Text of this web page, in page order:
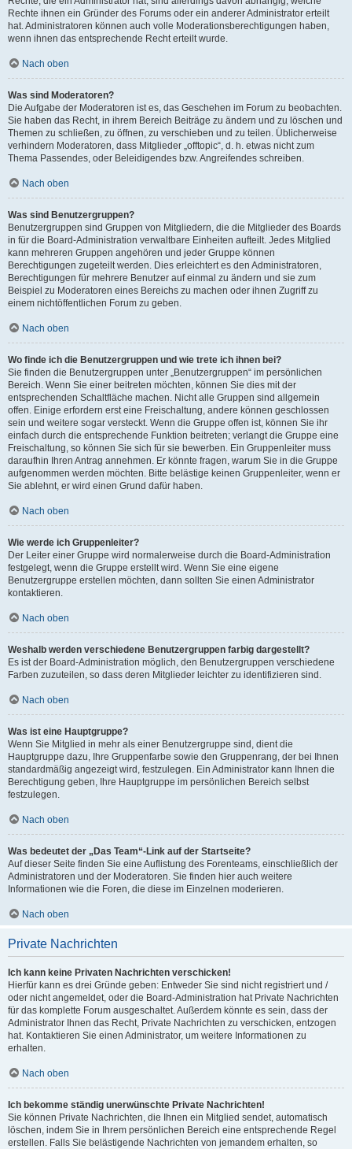
Rechte ihnen ein Gründer des Forums oder ein anderer Administrator erteilt
hat. Administratoren können auch volle Moderationsberechtigungen haben,
wenn ihnen das entsprechende Recht erteilt wurde.
Nach oben
Was sind Moderatoren?
Die Aufgabe der Moderatoren ist es, das Geschehen im Forum zu beobachten.
Sie haben das Recht, in ihrem Bereich Beiträge zu ändern und zu löschen und
Themen zu schließen, zu öffnen, zu verschieben und zu teilen. Üblicherweise
verhindern Moderatoren, dass Mitglieder „offtopic“, d. h. etwas nicht zum
Thema Passendes, oder Beleidigendes bzw. Angreifendes schreiben.
Nach oben
Was sind Benutzergruppen?
Benutzergruppen sind Gruppen von Mitgliedern, die die Mitglieder des Boards
in für die Board-Administration verwaltbare Einheiten aufteilt. Jedes Mitglied
kann mehreren Gruppen angehören und jeder Gruppe können
Berechtigungen zugeteilt werden. Dies erleichtert es den Administratoren,
Berechtigungen für mehrere Benutzer auf einmal zu ändern und sie zum
Beispiel zu Moderatoren eines Bereichs zu machen oder ihnen Zugriff zu
einem nichtöffentlichen Forum zu geben.
Nach oben
Wo finde ich die Benutzergruppen und wie trete ich ihnen bei?
Sie finden die Benutzergruppen unter „Benutzergruppen“ im persönlichen
Bereich. Wenn Sie einer beitreten möchten, können Sie dies mit der
entsprechenden Schaltfläche machen. Nicht alle Gruppen sind allgemein
offen. Einige erfordern erst eine Freischaltung, andere können geschlossen
sein und weitere sogar versteckt. Wenn die Gruppe offen ist, können Sie ihr
einfach durch die entsprechende Funktion beitreten; verlangt die Gruppe eine
Freischaltung, so können Sie sich für sie bewerben. Ein Gruppenleiter muss
daraufhin Ihren Antrag annehmen. Er könnte fragen, warum Sie in die Gruppe
aufgenommen werden möchten. Bitte belästige keinen Gruppenleiter, wenn er
Sie ablehnt, er wird einen Grund dafür haben.
Nach oben
Wie werde ich Gruppenleiter?
Der Leiter einer Gruppe wird normalerweise durch die Board-Administration
festgelegt, wenn die Gruppe erstellt wird. Wenn Sie eine eigene
Benutzergruppe erstellen möchten, dann sollten Sie einen Administrator
kontaktieren.
Nach oben
Weshalb werden verschiedene Benutzergruppen farbig dargestellt?
Es ist der Board-Administration möglich, den Benutzergruppen verschiedene
Farben zuzuteilen, so dass deren Mitglieder leichter zu identifizieren sind.
Nach oben
Was ist eine Hauptgruppe?
Wenn Sie Mitglied in mehr als einer Benutzergruppe sind, dient die
Hauptgruppe dazu, Ihre Gruppenfarbe sowie den Gruppenrang, der bei Ihnen
standardmäßig angezeigt wird, festzulegen. Ein Administrator kann Ihnen die
Berechtigung geben, Ihre Hauptgruppe im persönlichen Bereich selbst
festzulegen.
Nach oben
Was bedeutet der „Das Team“-Link auf der Startseite?
Auf dieser Seite finden Sie eine Auflistung des Forenteams, einschließlich der
Administratoren und der Moderatoren. Sie finden hier auch weitere
Informationen wie die Foren, die diese im Einzelnen moderieren.
Nach oben
Private Nachrichten
Ich kann keine Privaten Nachrichten verschicken!
Hierfür kann es drei Gründe geben: Entweder Sie sind nicht registriert und /
oder nicht angemeldet, oder die Board-Administration hat Private Nachrichten
für das komplette Forum ausgeschaltet. Außerdem könnte es sein, dass der
Administrator Ihnen das Recht, Private Nachrichten zu verschicken, entzogen
hat. Kontaktieren Sie einen Administrator, um weitere Informationen zu
erhalten.
Nach oben
Ich bekomme ständig unerwünschte Private Nachrichten!
Sie können Private Nachrichten, die Ihnen ein Mitglied sendet, automatisch
löschen, indem Sie in Ihrem persönlichen Bereich eine entsprechende Regel
erstellen. Falls Sie belästigende Nachrichten von jemandem erhalten, so